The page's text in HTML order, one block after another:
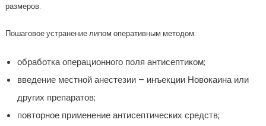
размеров.
Пошаговое устранение липом оперативным методом:
обработка операционного поля антисептиком;
введение местной анестезии – инъекции Новокаина или
других препаратов;
повторное применение антисептических средств;